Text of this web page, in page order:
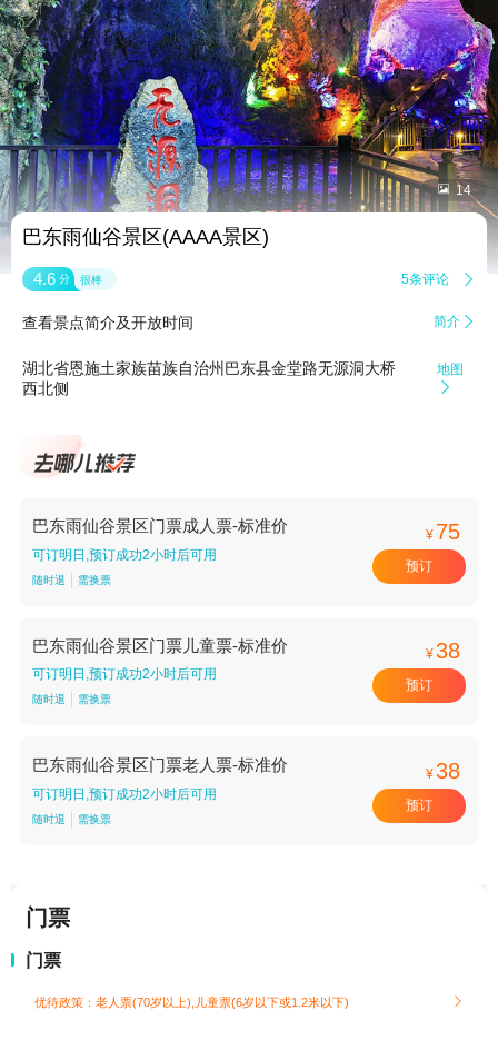
 14
巴东雨仙谷景区(AAAA景区)
4.6 分 很棒 5条评论 
查看景点简介及开放时间 简介 
湖北省恩施土家族苗族自治州巴东县金堂路无源洞大桥
西北侧
地图

巴东雨仙谷景区门票成人票-标准价
可订明日,预订成功2小时后可用
随时退 需换票
¥ 75
预订
巴东雨仙谷景区门票儿童票-标准价
可订明日,预订成功2小时后可用
随时退 需换票
¥38
预订
巴东雨仙谷景区门票老人票-标准价
可订明日,预订成功2小时后可用
随时退 需换票
¥38
预订
门票
门票
优待政策：老人票(70岁以上),儿童票(6岁以下或1.2米以下) 
